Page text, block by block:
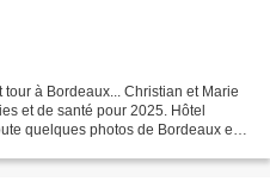
à Bordeaux... Christian et Marie
et de santé pour 2025. Hôtel